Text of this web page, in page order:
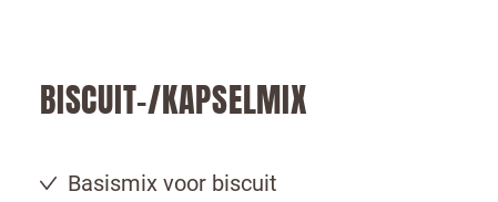
BISCUIT-/KAPSELMIX
Basismix voor biscuit